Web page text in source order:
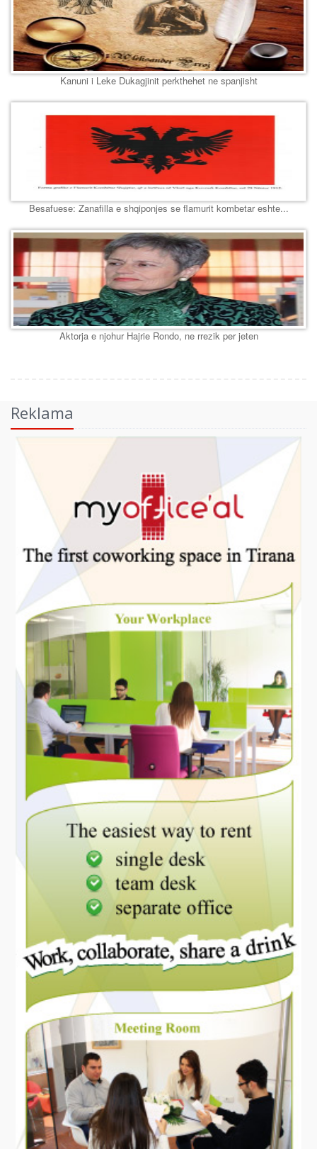
Kanuni i Leke Dukagjinit perkthehet ne spanjisht
Besafuese: Zanafilla e shqiponjes se flamurit kombetar eshte...
Aktorja e njohur Hajrie Rondo, ne rrezik per jeten
Reklama